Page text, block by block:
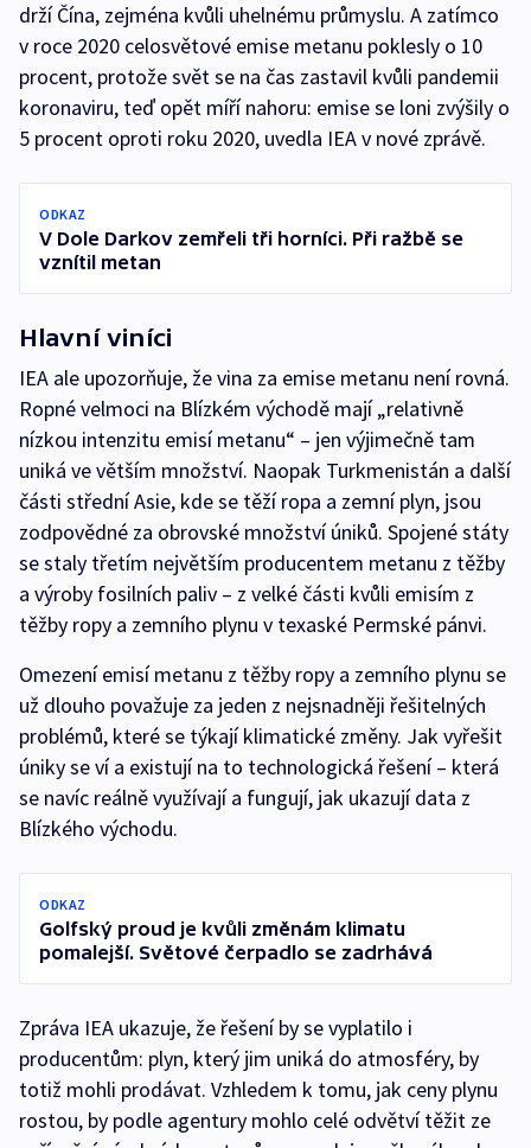
drží Čína, zejména kvůli uhelnému průmyslu. A zatímco
v roce 2020 celosvětové emise metanu poklesly o 10
procent, protože svět se na čas zastavil kvůli pandemii
koronaviru, teď opět míří nahoru: emise se loni zvýšily o
5 procent oproti roku 2020, uvedla IEA v nové zprávě.
ODKAZ
V Dole Darkov zemřeli tři horníci. Při ražbě se
vznítil metan
Hlavní viníci
IEA ale upozorňuje, že vina za emise metanu není rovná.
Ropné velmoci na Blízkém východě mají „relativně
nízkou intenzitu emisí metanu“ – jen výjimečně tam
uniká ve větším množství. Naopak Turkmenistán a další
části střední Asie, kde se těží ropa a zemní plyn, jsou
zodpovědné za obrovské množství úniků. Spojené státy
se staly třetím největším producentem metanu z těžby
a výroby fosilních paliv – z velké části kvůli emisím z
těžby ropy a zemního plynu v texaské Permské pánvi.
Omezení emisí metanu z těžby ropy a zemního plynu se
už dlouho považuje za jeden z nejsnadněji řešitelných
problémů, které se týkají klimatické změny. Jak vyřešit
úniky se ví a existují na to technologická řešení – která
se navíc reálně využívají a fungují, jak ukazují data z
Blízkého východu.
ODKAZ
Golfský proud je kvůli změnám klimatu
pomalejší. Světové čerpadlo se zadrhává
Zpráva IEA ukazuje, že řešení by se vyplatilo i
producentům: plyn, který jim uniká do atmosféry, by
totiž mohli prodávat. Vzhledem k tomu, jak ceny plynu
rostou, by podle agentury mohlo celé odvětví těžit ze